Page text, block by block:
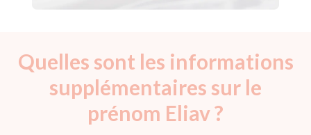
Quelles sont les informations
supplémentaires sur le
prénom Eliav ?